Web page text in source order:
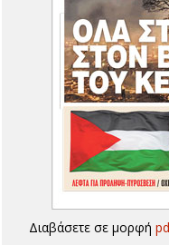
Διαβάσετε σε μορφή